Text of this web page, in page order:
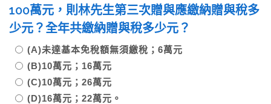
100萬元，則林先生第三次贈與應繳納贈與稅多
少元？全年共繳納贈與稅多少元？
(A)未達基本免稅額無須繳稅；6萬元
(B)10萬元；16萬元
(C)10萬元；26萬元
(D)16萬元；22萬元。